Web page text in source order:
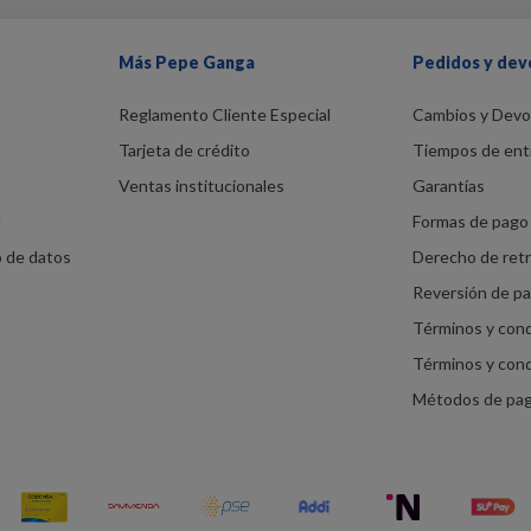
de datos
Más Pepe Ganga
Reglamento Cliente Especial
Tarjeta de crédito
Ventas institucionales
Pedidos y
Cambios y
Tiempos de
Garantías
Formas de
Derecho de
Reversión de
Términos y
Términos y
Métodos de